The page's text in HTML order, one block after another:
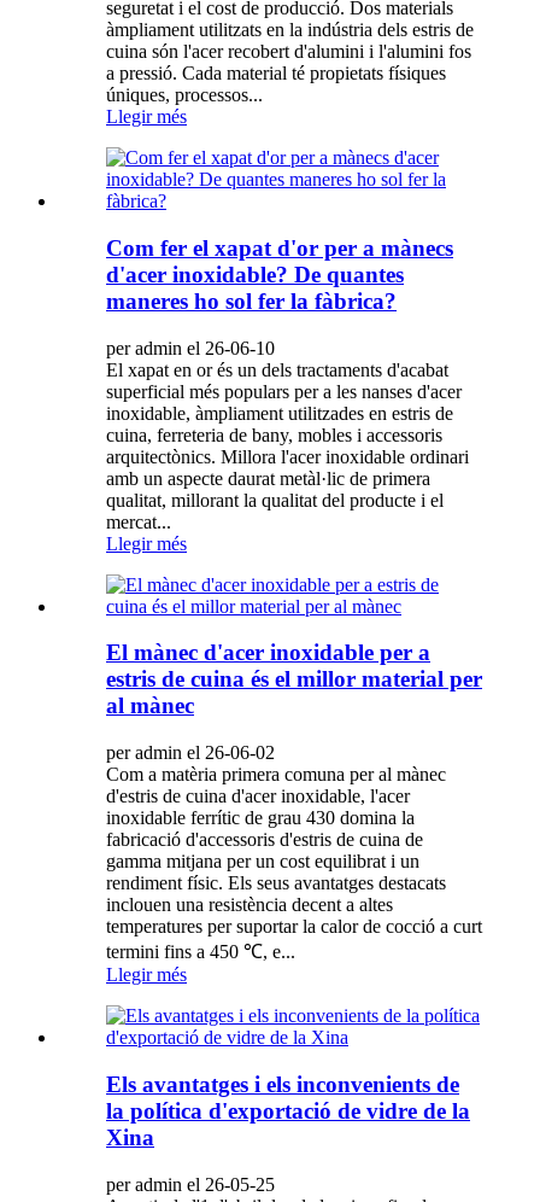
seguretat i el cost de producció. Dos materials
àmpliament utilitzats en la indústria dels estris de
cuina són l'acer recobert d'alumini i l'alumini fos
a pressió. Cada material té propietats físiques
úniques, processos...
Llegir més
Com fer el xapat d'or per a mànecs
d'acer inoxidable? De quantes
maneres ho sol fer la fàbrica?
per admin el 26-06-10
El xapat en or és un dels tractaments d'acabat
superficial més populars per a les nanses d'acer
inoxidable, àmpliament utilitzades en estris de
cuina, ferreteria de bany, mobles i accessoris
arquitectònics. Millora l'acer inoxidable ordinari
amb un aspecte daurat metàl·lic de primera
qualitat, millorant la qualitat del producte i el
mercat...
Llegir més
El mànec d'acer inoxidable per a
estris de cuina és el millor material per
al mànec
per admin el 26-06-02
Com a matèria primera comuna per al mànec
d'estris de cuina d'acer inoxidable, l'acer
inoxidable ferrític de grau 430 domina la
fabricació d'accessoris d'estris de cuina de
gamma mitjana per un cost equilibrat i un
rendiment físic. Els seus avantatges destacats
inclouen una resistència decent a altes
temperatures per suportar la calor de cocció a curt
termini fins a 450 ℃, e...
Llegir més
Els avantatges i els inconvenients de
la política d'exportació de vidre de la
Xina
per admin el 26-05-25